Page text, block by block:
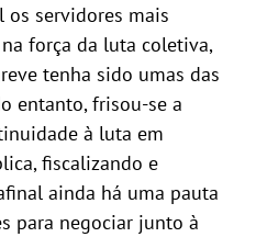
os servidores mais
força da luta coletiva,
tenha sido umas das
entanto, frisou-se a
à luta em
fiscalizando e
ainda há uma pauta
para negociar junto à